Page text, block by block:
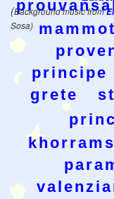
principe
grete
(Background music from
Sosa)